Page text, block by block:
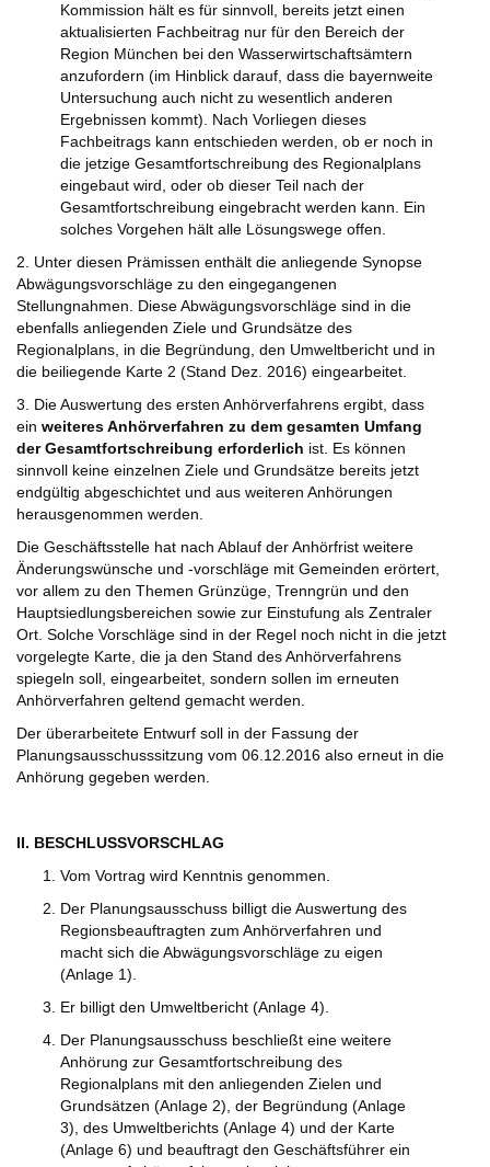
Kommission hält es für sinnvoll, bereits jetzt einen
aktualisierten Fachbeitrag nur für den Bereich der
Region München bei den Wasserwirtschaftsämtern
anzufordern (im Hinblick darauf, dass die bayernweite
Untersuchung auch nicht zu wesentlich anderen
Ergebnissen kommt). Nach Vorliegen dieses
Fachbeitrags kann entschieden werden, ob er noch in
die jetzige Gesamtfortschreibung des Regionalplans
eingebaut wird, oder ob dieser Teil nach der
Gesamtfortschreibung eingebracht werden kann. Ein
solches Vorgehen hält alle Lösungswege offen.
2. Unter diesen Prämissen enthält die anliegende Synopse
Abwägungsvorschläge zu den eingegangenen
Stellungnahmen. Diese Abwägungsvorschläge sind in die
ebenfalls anliegenden Ziele und Grundsätze des
Regionalplans, in die Begründung, den Umweltbericht und in
die beiliegende Karte 2 (Stand Dez. 2016) eingearbeitet.
3. Die Auswertung des ersten Anhörverfahrens ergibt, dass
ein weiteres Anhörverfahren zu dem gesamten Umfang
der Gesamtfortschreibung erforderlich ist. Es können
sinnvoll keine einzelnen Ziele und Grundsätze bereits jetzt
endgültig abgeschichtet und aus weiteren Anhörungen
herausgenommen werden.
Die Geschäftsstelle hat nach Ablauf der Anhörfrist weitere
Änderungswünsche und -vorschläge mit Gemeinden erörtert,
vor allem zu den Themen Grünzüge, Trenngrün und den
Hauptsiedlungsbereichen sowie zur Einstufung als Zentraler
Ort. Solche Vorschläge sind in der Regel noch nicht in die jetzt
vorgelegte Karte, die ja den Stand des Anhörverfahrens
spiegeln soll, eingearbeitet, sondern sollen im erneuten
Anhörverfahren geltend gemacht werden.
Der überarbeitete Entwurf soll in der Fassung der
Planungsausschusssitzung vom 06.12.2016 also erneut in die
Anhörung gegeben werden.
II. BESCHLUSSVORSCHLAG
Vom Vortrag wird Kenntnis genommen.
Der Planungsausschuss billigt die Auswertung des
Regionsbeauftragten zum Anhörverfahren und
macht sich die Abwägungsvorschläge zu eigen
(Anlage 1).
Er billigt den Umweltbericht (Anlage 4).
Der Planungsausschuss beschließt eine weitere
Anhörung zur Gesamtfortschreibung des
Regionalplans mit den anliegenden Zielen und
Grundsätzen (Anlage 2), der Begründung (Anlage
3), des Umweltberichts (Anlage 4) und der Karte
(Anlage 6) und beauftragt den Geschäftsführer ein